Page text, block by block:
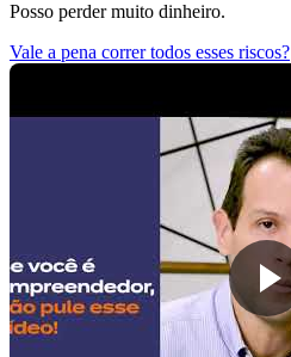
Posso perder muito dinheiro.
Vale a pena correr todos esses riscos?